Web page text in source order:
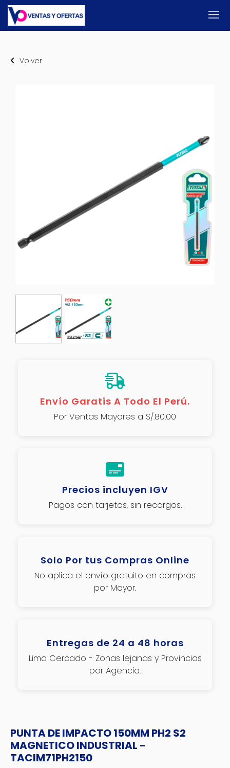
Volver
Envío Garatis A Todo El Perú.
Por Ventas Mayores a S/.80.00
Precios incluyen IGV
Pagos con tarjetas, sin recargos.
Solo Por tus Compras Online
No aplica el envío gratuito en compras
por Mayor.
Entregas de 24 a 48 horas
Lima Cercado - Zonas lejanas y Provincias
por Agencia.
PUNTA DE IMPACTO 150MM PH2 S2
MAGNETICO INDUSTRIAL -
TACIM71PH2150